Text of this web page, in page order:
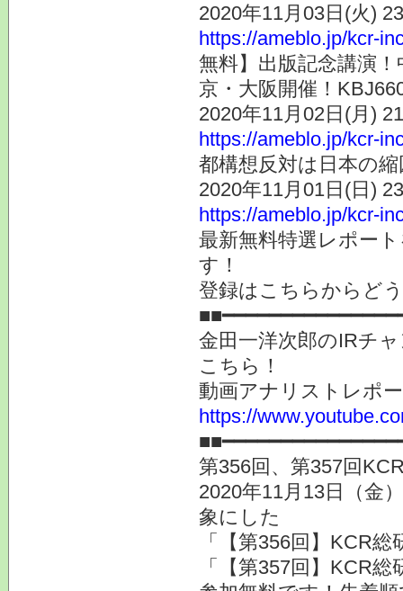
2020年11月03日(火)
https://ameblo.jp/kcr-
無料】出版記念講演
京・大阪開催！
2020年11月02日(月)
https://ameblo.jp/kcr-
都構想反対は日本の縮
2020年11月01日(日)
https://ameblo.jp/kcr-
最新無料特選レポー
す！
登録はこちらからど
金田一洋次郎のIRチ
こちら！
動画アナリストレポ
https://
第356回、第357回
2020年11月13日（金
象にした
「【第356回】KCR
「【第357回】KCR